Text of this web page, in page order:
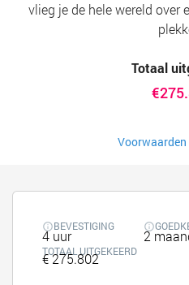
vlieg je de hele wereld over
Totaal
Voorwaarden
BEVESTIGING
4 uur 2
TOTAAL UITGEKEERD
€ 275.802